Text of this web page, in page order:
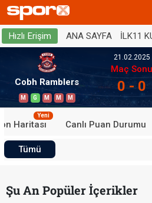
Hızlı Erişim ANA SAYFA İLK11
Cobh Ramblers
M G M M M
21.02.2025
Maç Sonu
0 - 0
Haritası
Yeni
Canlı Puan Durumu
Tümü
Şu An Popüler İçerikler